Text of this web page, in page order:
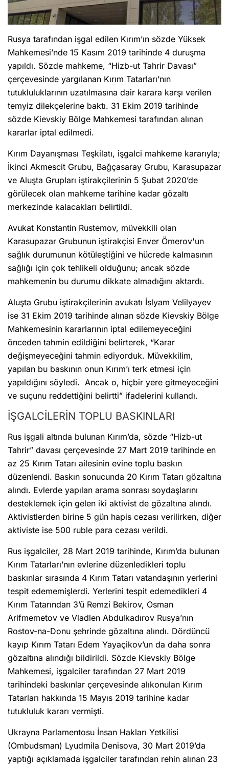
Rusya tarafından işgal edilen Kırım’ın sözde Yüksek
Mahkemesi’nde 15 Kasım 2019 tarihinde 4 duruşma
yapıldı. Sözde mahkeme, “Hizb-ut Tahrir Davası”
çerçevesinde yargılanan Kırım Tatarları’nın
tutukluluklarının uzatılmasına dair karara karşı verilen
temyiz dilekçelerine baktı. 31 Ekim 2019 tarihinde
sözde Kievskiy Bölge Mahkemesi tarafından alınan
kararlar iptal edilmedi.
Kırım Dayanışması Teşkilatı, işgalci mahkeme kararıyla;
İkinci Akmescit Grubu, Bağçasaray Grubu, Karasupazar
ve Aluşta Grupları iştirakçilerinin 5 Şubat 2020’de
görülecek olan mahkeme tarihine kadar gözaltı
merkezinde kalacakları belirtildi.
Avukat Konstantin Rustemov, müvekkili olan
Karasupazar Grubunun iştirakçisi Enver Ömerov'un
sağlık durumunun kötüleştiğini ve hücrede kalmasının
sağlığı için çok tehlikeli olduğunu; ancak sözde
mahkemenin bu durumu dikkate almadığını aktardı.
Aluşta Grubu iştirakçilerinin avukatı İslyam Velilyayev
ise 31 Ekim 2019 tarihinde alınan sözde Kievskiy Bölge
Mahkemesinin kararlarının iptal edilemeyeceğini
önceden tahmin edildiğini belirterek, “Karar
değişmeyeceğini tahmin ediyorduk. Müvekkilim,
yapılan bu baskının onun Kırım’ı terk etmesi için
yapıldığını söyledi. Ancak o, hiçbir yere gitmeyeceğini
ve suçunu reddettiğini belirtti” ifadelerini kullandı.
İŞGALCİLERİN TOPLU BASKINLARI
Rus işgali altında bulunan Kırım’da, sözde “Hizb-ut
Tahrir” davası çerçevesinde 27 Mart 2019 tarihinde en
az 25 Kırım Tatarı ailesinin evine toplu baskın
düzenlendi. Baskın sonucunda 20 Kırım Tatarı gözaltına
alındı. Evlerde yapılan arama sonrası soydaşlarını
desteklemek için gelen iki aktivist de gözaltına alındı.
Aktivistlerden birine 5 gün hapis cezası verilirken, diğer
aktiviste ise 500 ruble para cezası verildi.
Rus işgalciler, 28 Mart 2019 tarihinde, Kırım’da bulunan
Kırım Tatarları’nın evlerine düzenledikleri toplu
baskınlar sırasında 4 Kırım Tatarı vatandaşının yerlerini
tespit edememişlerdi. Yerlerini tespit edemedikleri 4
Kırım Tatarından 3’ü Remzi Bekirov, Osman
Arifmemetov ve Vladlen Abdulkadırov Rusya’nın
Rostov-na-Donu şehrinde gözaltına alındı. Dördüncü
kayıp Kırım Tatarı Edem Yayaçikov’un da daha sonra
gözaltına alındığı bildirildi. Sözde Kievskiy Bölge
Mahkemesi, işgalciler tarafından 27 Mart 2019
tarihindeki baskınlar çerçevesinde alıkonulan Kırım
Tatarları hakkında 15 Mayıs 2019 tarihine kadar
tutukluluk kararı vermişti.
Ukrayna Parlamentosu İnsan Hakları Yetkilisi
(Ombudsman) Lyudmila Denisova, 30 Mart 2019’da
yaptığı açıklamada işgalciler tarafından rehin alınan 23